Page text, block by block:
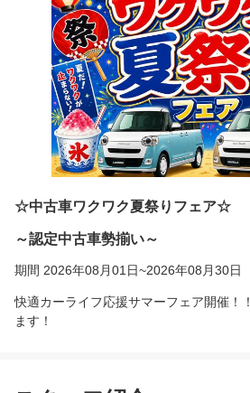
☆中古車ワクワク夏祭りフェア☆
～認定中古車勢揃い～
期間 2026年08月01日~2026年08月30日
快適カーライフ応援サマーフェア開催！
ます！